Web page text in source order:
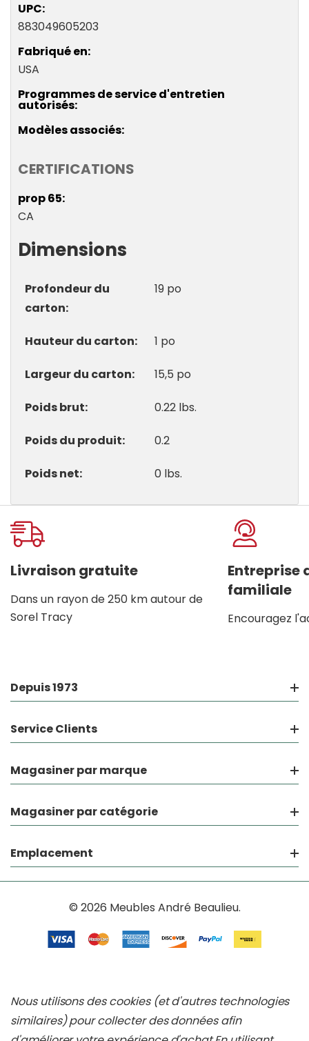
UPC
883049605203
Fabriqué en
USA
Programmes de service d'entretien
autorisés
Modèles associés
CERTIFICATIONS
prop 65
CA
Dimensions
Profondeur du
carton
19 po
Hauteur du carton 1 po
Largeur du carton 15,5 po
Poids brut 0.22 lbs.
Poids du produit 0.2
Poids net 0 lbs.
Onglet
personnalisé
Livraison gratuite
Dans un rayon de 250 km autour de
Sorel Tracy
Entreprise
familiale
Encouragez
Depuis 1973
Service Clients
Magasiner par marque
Magasiner par catégorie
Emplacement
© 2026 Meubles André Beaulieu.
Nous utilisons des cookies (et d'autres technologies
similaires) pour collecter des données afin